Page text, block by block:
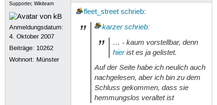
Supporter, Wikiteam
Anmeldungsdatum:
4. Oktober 2007
Beiträge: 10262
Wohnort: Münster
fleet_street schrieb:
karzer schrieb:
… - kaum vorstellbar, denn
hierist es ja gelistet.
Auf der Seite habe ich neulich auch
nachgelesen, aber ich bin zu dem
Schluss gekommen, dass sie
hemmungslos veraltet ist